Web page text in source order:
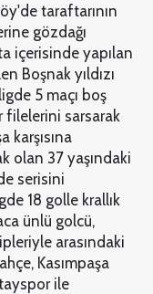
taraftarının
gözdağı
içerisinde yapılan
Boşnak yıldızı
5 maçı boş
filelerini sarsarak
karşısına
olan 37 yaşındaki
serisini
18 golle krallık
ünlü golcü,
arasındaki
Kasımpaşa
ile